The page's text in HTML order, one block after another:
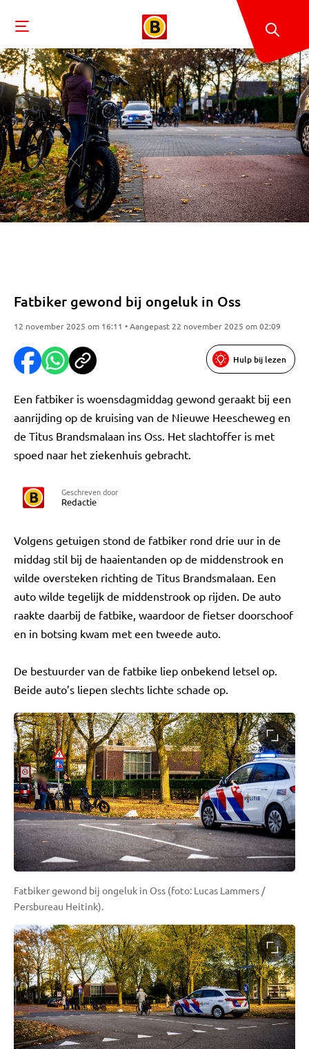
Fatbiker gewond bij ongeluk in Oss
12 november 2025 om 16:11 • Aangepast 22 november 2025 om 02:09
Hulp bij lezen
Een fatbiker is woensdagmiddag gewond geraakt bij een
aanrijding op de kruising van de Nieuwe Heescheweg en
de Titus Brandsmalaan ins Oss. Het slachtoffer is met
spoed naar het ziekenhuis gebracht.
Geschreven door
Redactie
Volgens getuigen stond de fatbiker rond drie uur in de
middag stil bij de haaientanden op de middenstrook en
wilde oversteken richting de Titus Brandsmalaan. Een
auto wilde tegelijk de middenstrook op rijden. De auto
raakte daarbij de fatbike, waardoor de fietser doorschoof
en in botsing kwam met een tweede auto.
De bestuurder van de fatbike liep onbekend letsel op.
Beide auto’s liepen slechts lichte schade op.
Fatbiker gewond bij ongeluk in Oss (foto: Lucas Lammers /
Persbureau Heitink).